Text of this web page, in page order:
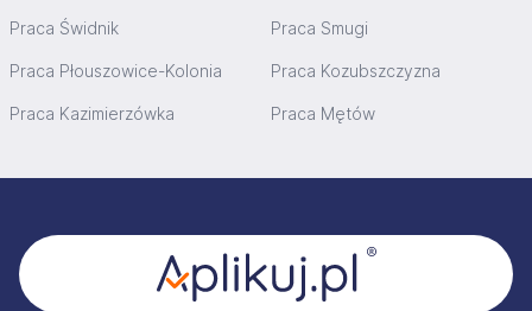
Praca Świdnik Praca Smugi
Praca Płouszowice-Kolonia Praca Kozubszczyzna
Praca Kazimierzówka Praca Mętów